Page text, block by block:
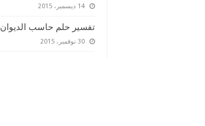
14 ديسمبر، 2015
تفسير حلم حاسب الديوان
30 نوفمبر، 2015